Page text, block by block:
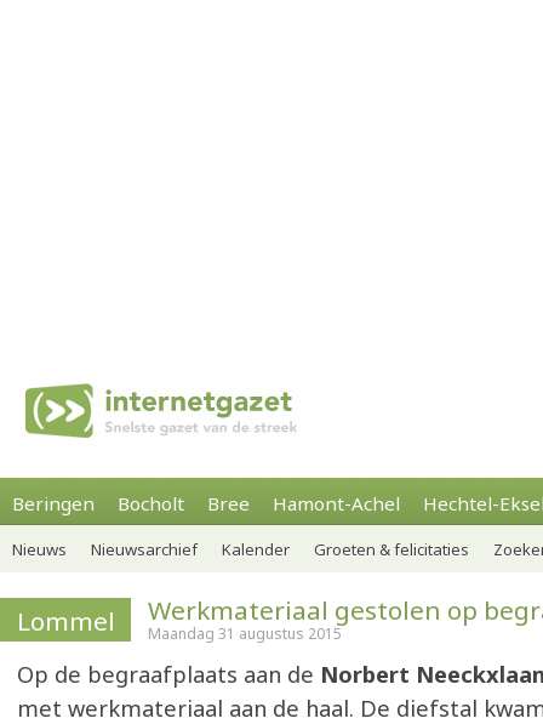
Beringen Bocholt Bree Hamont-Achel Hechtel-
Nieuws Nieuwsarchief Kalender Groeten & felicitaties
Lommel Werkmateriaal gestolen op
Maandag 31 augustus 2015
Op de begraafplaats aan de Norbert
met werkmateriaal aan de haal. De diefstal